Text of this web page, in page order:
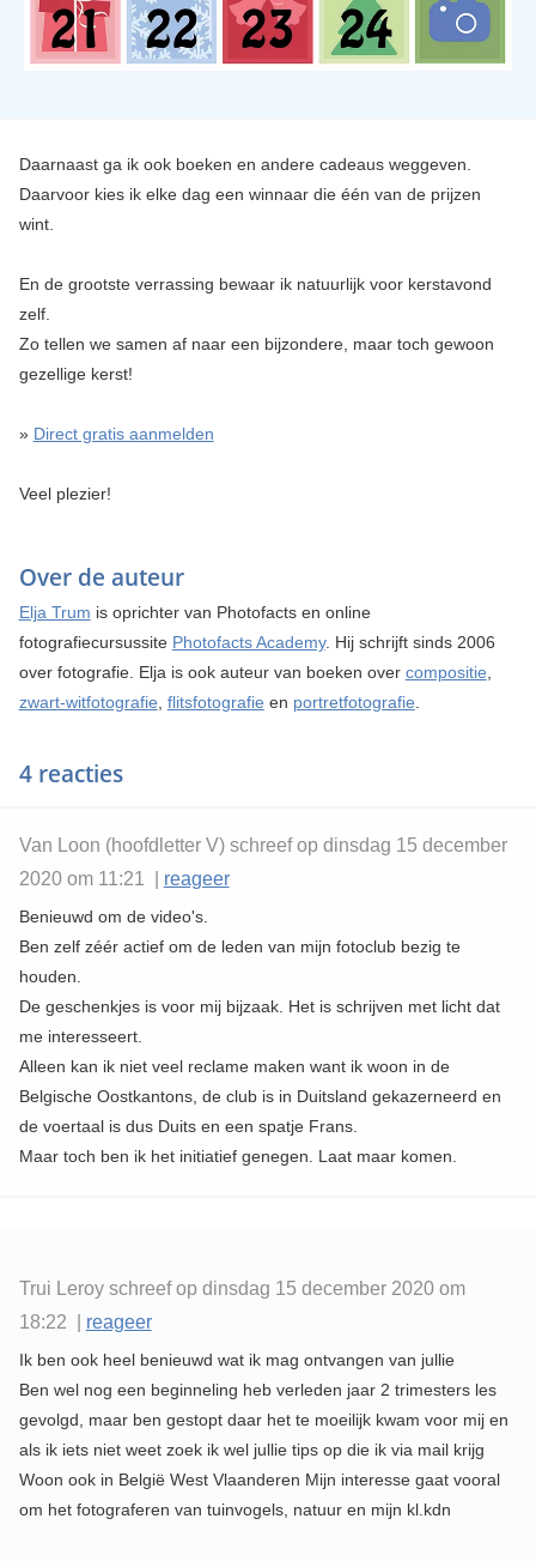
Daarnaast ga ik ook boeken en andere cadeaus weggeven.
Daarvoor kies ik elke dag een winnaar die één van de prijzen
wint.
En de grootste verrassing bewaar ik natuurlijk voor kerstavond
zelf.
Zo tellen we samen af naar een bijzondere, maar toch gewoon
gezellige kerst!
» Direct gratis aanmelden
Veel plezier!
Over de auteur
Elja Trum is oprichter van Photofacts en online
fotografiecursussite Photofacts Academy. Hij schrijft sinds 2006
over fotografie. Elja is ook auteur van boeken over compositie
zwart-witfotografie flitsfotografie en portretfotografie
4 reacties
Van Loon (hoofdletter V) schreef op dinsdag 15 december
2020 om 11:21 | reageer
Benieuwd om de video's.
Ben zelf zéér actief om de leden van mijn fotoclub bezig te
houden.
De geschenkjes is voor mij bijzaak. Het is schrijven met licht dat
me interesseert.
Alleen kan ik niet veel reclame maken want ik woon in de
Belgische Oostkantons, de club is in Duitsland gekazerneerd en
de voertaal is dus Duits en een spatje Frans.
Maar toch ben ik het initiatief genegen. Laat maar komen.
Trui Leroy schreef op dinsdag 15 december 2020 om
18:22 | reageer
Ik ben ook heel benieuwd wat ik mag ontvangen van jullie
Ben wel nog een beginneling heb verleden jaar 2 trimesters les
gevolgd, maar ben gestopt daar het te moeilijk kwam voor mij en
als ik iets niet weet zoek ik wel jullie tips op die ik via mail krijg
Woon ook in België West Vlaanderen Mijn interesse gaat vooral
om het fotograferen van tuinvogels, natuur en mijn kl.kdn